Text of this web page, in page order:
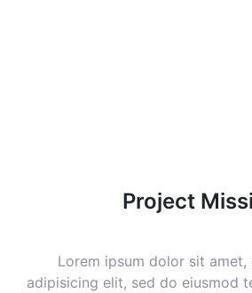
Project
Lorem ipsum dolor sit
adipisicing elit, sed do eiusmod